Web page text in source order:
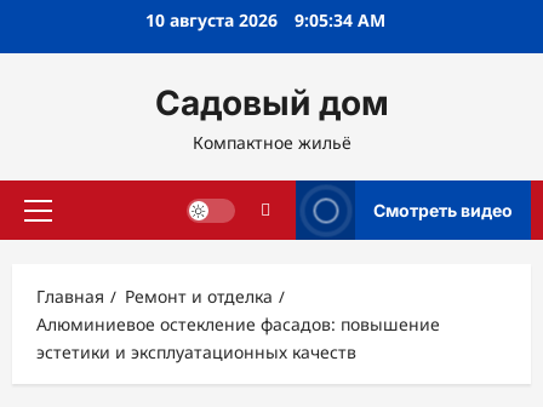
10 августа 2026 9:05:36 AM
Садовый дом
Компактное жильё
Основное
Смотреть видео
Главная
Ремонт и отделка
Алюминиевое остекление фасадов: повышение
эстетики и эксплуатационных качеств